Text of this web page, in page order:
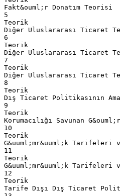
Fakt&ouml;r Donatım Teorisi
5
Teorik
Diğer Uluslararası Ticaret
6
Teorik
Diğer Uluslararası Ticaret
7
Teorik
Diğer Uluslararası Ticaret
8
Teorik
Dış Ticaret Politikasının
9
Teorik
Korumacılığı Savunan
10
Teorik
G&uuml;mr&uuml;k Tarifeleri
11
Teorik
G&uuml;mr&uuml;k Tarifeleri
12
Teorik
Tarife Dışı Dış Ticaret